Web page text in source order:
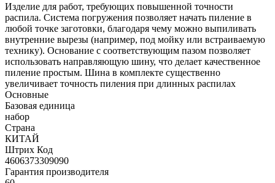
Изделие для работ, требующих повышенной точности
распила. Система погружения позволяет начать пиление в
любой точке заготовки, благодаря чему можно выпиливать
внутренние вырезы (например, под мойку или встраиваемую
технику). Основание с соответствующим пазом позволяет
использовать направляющую шину, что делает качественное
пиление простым. Шина в комплекте существенно
увеличивает точность пиления при длинных распилах
Основные
Базовая единица
набор
Страна
КИТАЙ
Штрих Код
4606373309090
Гарантия производителя